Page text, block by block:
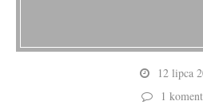
12 lipca
1